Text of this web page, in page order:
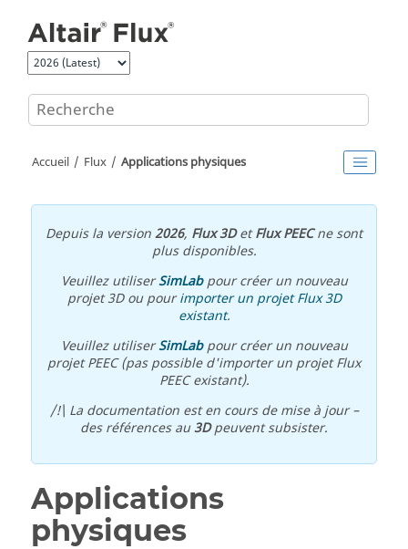
Accueil Flux Applications physiques
Depuis la version2026, Flux 3DetFlux PEECne sont
plus disponibles.
Veuillez utiliserSimLabpour créer un nouveau
projet 3D ou pourimporter un projet Flux 3D
existant.
Veuillez utiliserSimLabpour créer un nouveau
projet PEEC (pas possible d'importer un projet Flux
PEEC existant).
/!\ La documentation est en cours de mise à jour –
des références au3Dpeuvent subsister.
Applications
physiques